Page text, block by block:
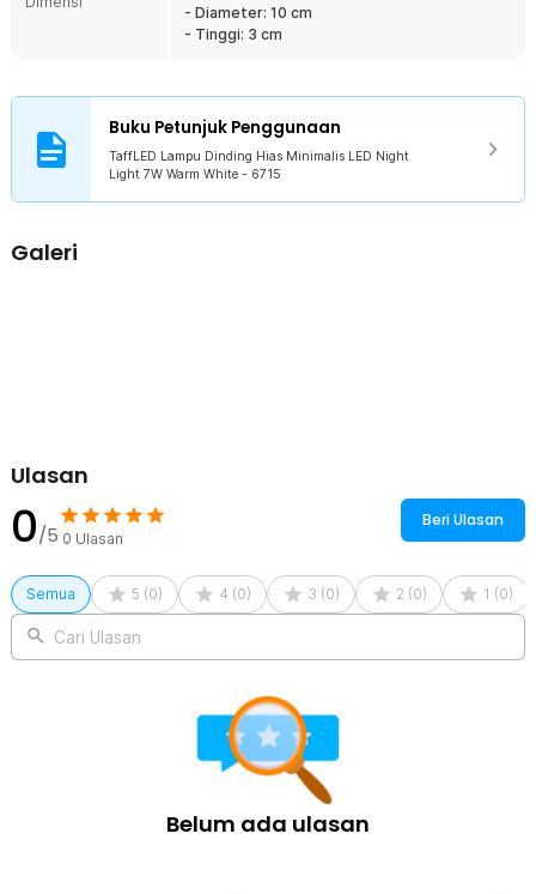
menjadikannya ideal untuk penggunaan harian dalam jangka
1 x TaffLED Lampu Dinding Hias Minimalis LED Night Light 7W
Warm White - 6715
1 x Set Baut dan Fischer
1 x Konektor Terminal Kabel 3 Pin
- Diameter: 10 cm
- Tinggi: 3 cm
Buku Petunjuk Penggunaan
TaffLED Lampu Dinding Hias Minimalis LED Night
Light 7W Warm White - 6715
Galeri
Ulasan
0/5 0 Ulasan
Beri Ulasan
Semua 5 (0) 4 (0) 3 (0) 2 (0) 1 (0)
Cari Ulasan
Belum ada ulasan